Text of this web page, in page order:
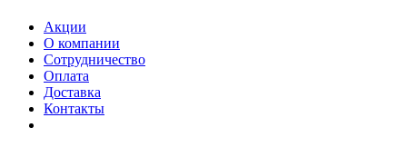
Акции
О компании
Сотрудничество
Оплата
Доставка
Контакты